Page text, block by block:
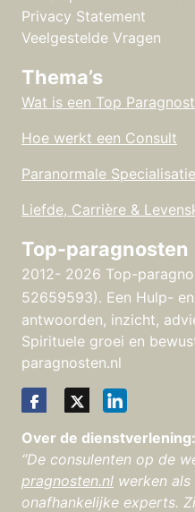
Privacy Statement
Veelgestelde Vragen
Thema’s
Wat is een Top Paragnost
Hoe werkt een Consult
Paranormale
Liefde, Carrière &
Top-paragnosten
2012- 2026 Top-
52659593). Een Hulp-
antwoorden, inzicht,
Spirituele groei en
paragnosten.nl
Over de dienstverlening:
“De consulenten op de
pragnosten.nl werken
onafhankelijke experts.